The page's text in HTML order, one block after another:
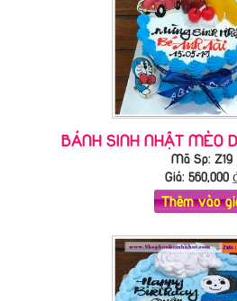
BÁNH SINH NHẬT MÈO
Mã Sp: Z19
Giá: 560,000
Thêm vào